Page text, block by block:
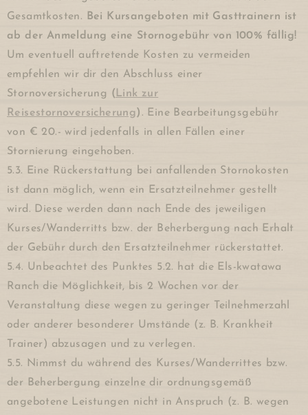
Gesamtkosten. Bei Kursangeboten mit Gasttrainern ist
ab der Anmeldung eine Stornogebühr von 100% fällig!
Um eventuell auftretende Kosten zu vermeiden
empfehlen wir dir den Abschluss einer
Stornoversicherung (Link zur
Reisestornoversicherung) . Eine Bearbeitungsgebühr
von € 20.- wird jedenfalls in allen Fällen einer
Stornierung eingehoben.
5.3. Eine Rückerstattung bei anfallenden Stornokosten
ist dann möglich, wenn ein Ersatzteilnehmer gestellt
wird. Diese werden dann nach Ende des jeweiligen
Kurses/Wanderritts bzw. der Beherbergung nach Erhalt
der Gebühr durch den Ersatzteilnehmer rückerstattet.
5.4. Unbeachtet des Punktes 5.2. hat die Els-kwatawa
Ranch die Möglichkeit, bis 2 Wochen vor der
Veranstaltung diese wegen zu geringer Teilnehmerzahl
oder anderer besonderer Umstände (z. B. Krankheit
Trainer) abzusagen und zu verlegen.
5.5. Nimmst du während des Kurses/Wanderrittes bzw.
der Beherbergung einzelne dir ordnungsgemäß
angebotene Leistungen nicht in Anspruch (z. B. wegen